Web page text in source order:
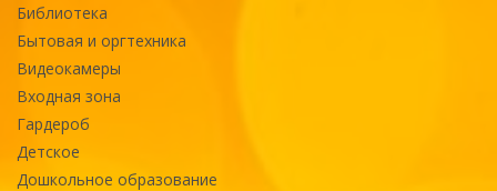
Библиотека
Бытовая и оргтехника
Видеокамеры
Входная зона
Гардероб
Детское
Дошкольное образование